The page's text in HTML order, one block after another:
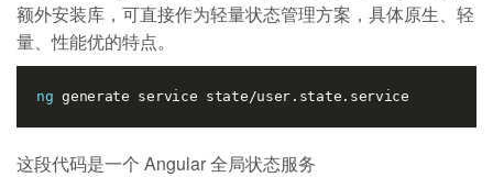
额外安装库，可直接作为轻量状态管理方案，具体原生、轻
量、性能优的特点。
ng
这段代码是一个 Angular 全局状态服务